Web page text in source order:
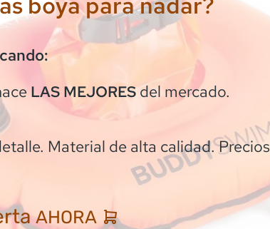
LAS MEJORESdel mercado.
Material de alta calidad. Precios
AHORA